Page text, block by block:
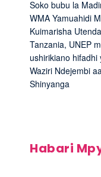
Soko bubu la
WMA Yamuahidi
Kuimarisha
Tanzania, UNEP
ushirikiano hifadhi
Waziri Ndejembi
Shinyanga
Habari